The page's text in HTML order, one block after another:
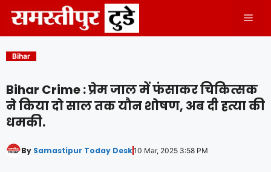
content
Bihar
Bihar Crime : प्रेम जाल में फंसाकर चिकित्सक
ने किया दो साल तक यौन शोषण, अब दी हत्या की
धमकी.
By Samastipur Today Desk10 Mar, 2025 3:58 PM